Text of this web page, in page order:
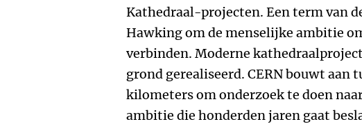
Kathedraal-projecten. Een term van
Hawking om de menselijke ambitie
verbinden. Moderne
grond gerealiseerd. CERN bouwt aan
kilometers om onderzoek te doen
ambitie die honderden jaren gaat